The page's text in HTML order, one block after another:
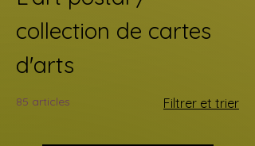
collection de cartes
d'arts
85 articles Filtrer et trier